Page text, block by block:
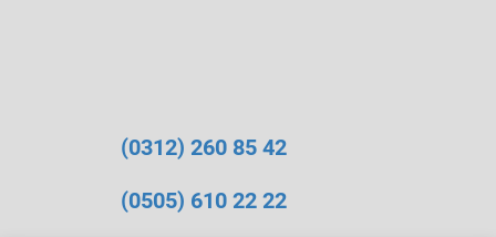
(0312) 260 85 42
(0505) 610 22 22